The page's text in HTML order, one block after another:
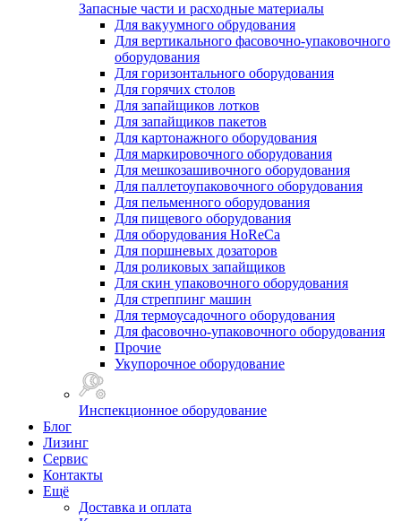
Запасные части и расходные материалы
Для вакуумного обрудования
Для вертикального фасовочно-упаковочного
оборудования
Для горизонтального оборудования
Для горячих столов
Для запайщиков лотков
Для запайщиков пакетов
Для картонажного оборудования
Для маркировочного оборудования
Для мешкозашивочного оборудования
Для паллетоупаковочного оборудования
Для пельменного оборудования
Для пищевого оборудования
Для оборудования HoReCa
Для поршневых дозаторов
Для роликовых запайщиков
Для скин упаковочного оборудования
Для стреппинг машин
Для термоусадочного оборудования
Для фасовочно-упаковочного оборудования
Прочие
Укупорочное оборудование
Инспекционное оборудование
Блог
Лизинг
Сервис
Контакты
Ещё
Доставка и оплата